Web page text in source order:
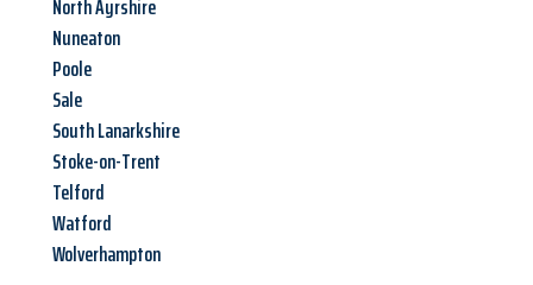
North Ayrshire
Nuneaton
Poole
Sale
South Lanarkshire
Stoke-on-Trent
Telford
Watford
Wolverhampton